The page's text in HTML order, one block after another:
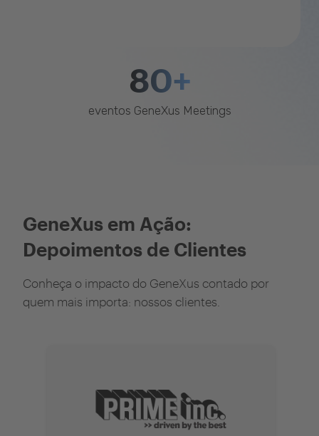
80+
eventos GeneXus Meetings
GeneXus em Ação:
Depoimentos de Clientes
Conheça o impacto do GeneXus contado por
quem mais importa: nossos clientes.